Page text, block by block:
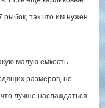
так что им нужен
малую емкость
размеров, но
что лучше наслаждаться